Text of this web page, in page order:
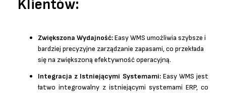
Klientów:
Zwiększona Wydajność:Easy WMS umożliwia szybsze i
bardziej precyzyjne zarządzanie zapasami, co przekłada
się na zwiększoną efektywność operacyjną.
Integracja z Istniejącymi Systemami:Easy WMS jest
łatwo integrowalny z istniejącymi systemami ERP, co